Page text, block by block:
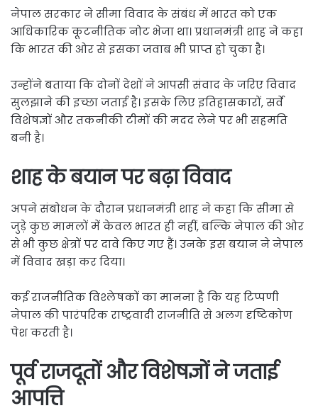
नेपाल सरकार ने सीमा विवाद के संबंध में भारत को एक
आधिकारिक कूटनीतिक नोट भेजा था। प्रधानमंत्री शाह ने कहा
कि भारत की ओर से इसका जवाब भी प्राप्त हो चुका है।
उन्होंने बताया कि दोनों देशों ने आपसी संवाद के जरिए विवाद
सुलझाने की इच्छा जताई है। इसके लिए इतिहासकारों, सर्वे
विशेषज्ञों और तकनीकी टीमों की मदद लेने पर भी सहमति
बनी है।
शाह के बयान पर बढ़ा विवाद
अपने संबोधन के दौरान प्रधानमंत्री शाह ने कहा कि सीमा से
जुड़े कुछ मामलों में केवल भारत ही नहीं, बल्कि नेपाल की ओर
से भी कुछ क्षेत्रों पर दावे किए गए हैं। उनके इस बयान ने नेपाल
में विवाद खड़ा कर दिया।
कई राजनीतिक विश्लेषकों का मानना है कि यह टिप्पणी
नेपाल की पारंपरिक राष्ट्रवादी राजनीति से अलग दृष्टिकोण
पेश करती है।
पूर्व राजदूतों और विशेषज्ञों ने जताई
आपत्ति